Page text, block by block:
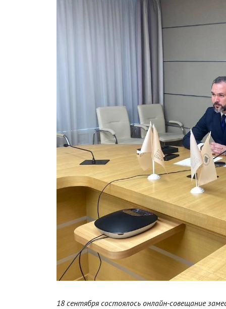
18 сентября состоялось онлайн-совещание